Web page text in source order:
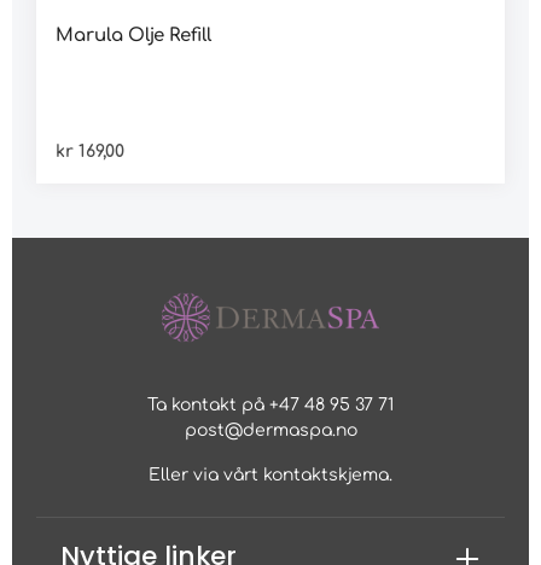
Marula Olje Refill
kr 169,00
Ta kontakt på +47 48 95 37 71
post@dermaspa.no
Eller via vårt kontaktskjema.
Nyttige linker